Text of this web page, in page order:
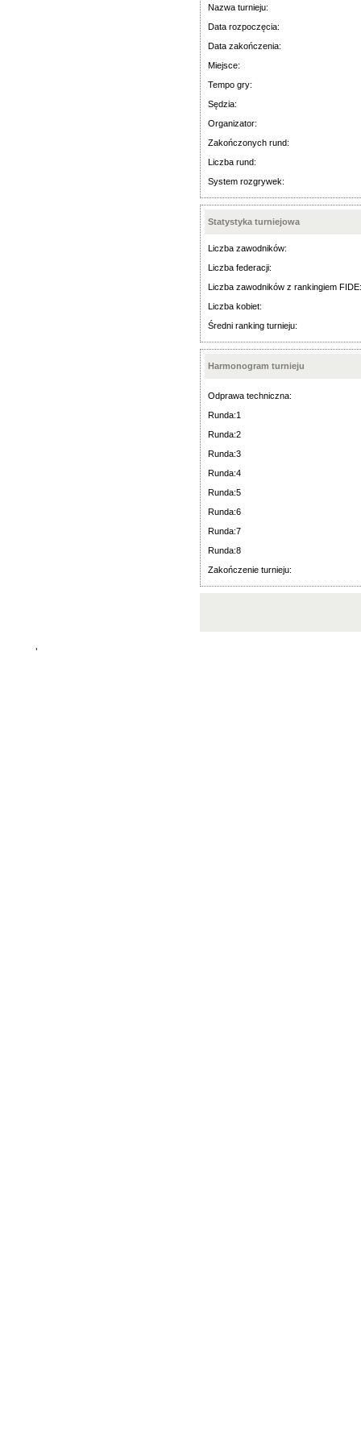
Nazwa turnieju:
Data rozpoczęcia:
Data zakończenia:
Miejsce:
Tempo gry:
Sędzia:
Organizator:
Zakończonych rund:
Liczba rund:
System rozgrywek:
Statystyka turniejowa
Liczba zawodników:
Liczba federacji:
Liczba zawodników z rankingiem FIDE:
Liczba kobiet:
Średni ranking turnieju:
Harmonogram turnieju
Odprawa techniczna:
Runda:1
Runda:2
Runda:3
Runda:4
Runda:5
Runda:6
Runda:7
Runda:8
Zakończenie turnieju:
'